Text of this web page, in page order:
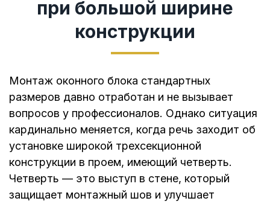
при большой ширине
конструкции
Монтаж оконного блока стандартных
размеров давно отработан и не вызывает
вопросов у профессионалов. Однако ситуация
кардинально меняется, когда речь заходит об
установке широкой трехсекционной
конструкции в проем, имеющий четверть.
Четверть — это выступ в стене, который
защищает монтажный шов и улучшает